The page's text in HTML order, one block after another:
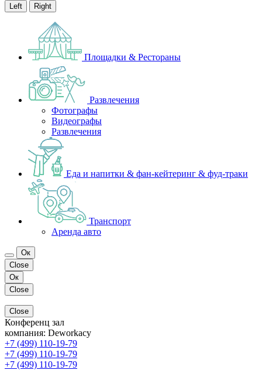
Left Right
Площадки & Рестораны
Развлечения
Фотографы
Видеографы
Развлечения
Еда и напитки & фан-кейтеринг & фуд-траки
Транспорт
Аренда авто
Ок
Close
Ок
Close
Close
Конференц зал
компания: Deworkacy
+7 (499) 110-19-79
+7 (499) 110-19-79
+7 (499) 110-19-79